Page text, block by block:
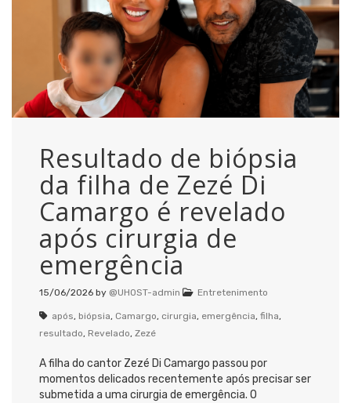
Resultado de biópsia
da filha de Zezé Di
Camargo é revelado
após cirurgia de
emergência
15/06/2026 by @UHOST-admin Entretenimento
após, biópsia, Camargo, cirurgia, emergência, filha,
resultado, Revelado, Zezé
A filha do cantor Zezé Di Camargo passou por
momentos delicados recentemente após precisar ser
submetida a uma cirurgia de emergência. O